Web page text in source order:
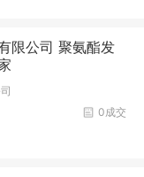
限公司 聚氨酯发
0成交